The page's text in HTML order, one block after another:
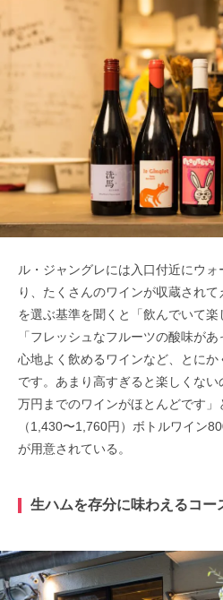
ル・ジャングレには入口付近にウ
り、たくさんのワインが収蔵され
を選ぶ基準を聞くと「飲んでいて楽
「フレッシュなフルーツの酸味が
心地よく飲めるワインなど、とに
です。あまり高すぎると楽しくな
万円までのワインがほとんどです
（1,430〜1,760円）ボトルワイン
が用意されている。
生ハムを存分に味わえるコー